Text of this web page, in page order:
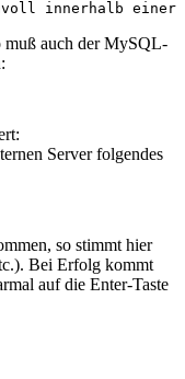
innerhalb einer
muß auch der MySQL-
Server folgendes
so stimmt hier
Bei Erfolg kommt
auf die Enter-Taste